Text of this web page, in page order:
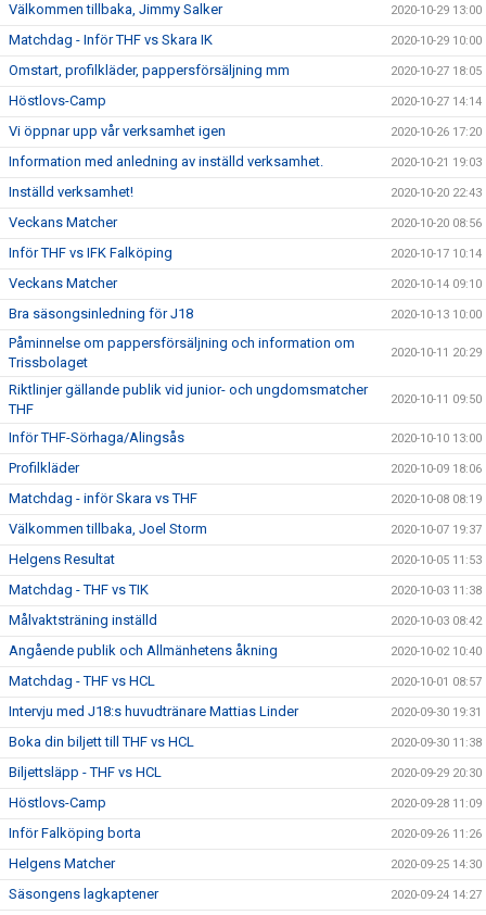
Välkommen tillbaka, Jimmy Salker 2020-10-29 13:00
Matchdag - Inför THF vs Skara IK 2020-10-29 10:00
Omstart, profilkläder, pappersförsäljning mm 2020-10-27 18:05
Höstlovs-Camp 2020-10-27 14:14
Vi öppnar upp vår verksamhet igen 2020-10-26 17:20
Information med anledning av inställd verksamhet. 2020-10-21 19:03
Inställd verksamhet! 2020-10-20 22:43
Veckans Matcher 2020-10-20 08:56
Inför THF vs IFK Falköping 2020-10-17 10:14
Veckans Matcher 2020-10-14 09:10
Bra säsongsinledning för J18 2020-10-13 10:00
Påminnelse om pappersförsäljning och information om
Trissbolaget
2020-10-11 20:29
Riktlinjer gällande publik vid junior- och ungdomsmatcher
THF
2020-10-11 09:50
Inför THF-Sörhaga/Alingsås 2020-10-10 13:00
Profilkläder 2020-10-09 18:06
Matchdag - inför Skara vs THF 2020-10-08 08:19
Välkommen tillbaka, Joel Storm 2020-10-07 19:37
Helgens Resultat 2020-10-05 11:53
Matchdag - THF vs TIK 2020-10-03 11:38
Målvaktsträning inställd 2020-10-03 08:42
Angående publik och Allmänhetens åkning 2020-10-02 10:40
Matchdag - THF vs HCL 2020-10-01 08:57
Intervju med J18:s huvudtränare Mattias Linder 2020-09-30 19:31
Boka din biljett till THF vs HCL 2020-09-30 11:38
Biljettsläpp - THF vs HCL 2020-09-29 20:30
Höstlovs-Camp 2020-09-28 11:09
Inför Falköping borta 2020-09-26 11:26
Helgens Matcher 2020-09-25 14:30
Säsongens lagkaptener 2020-09-24 14:27